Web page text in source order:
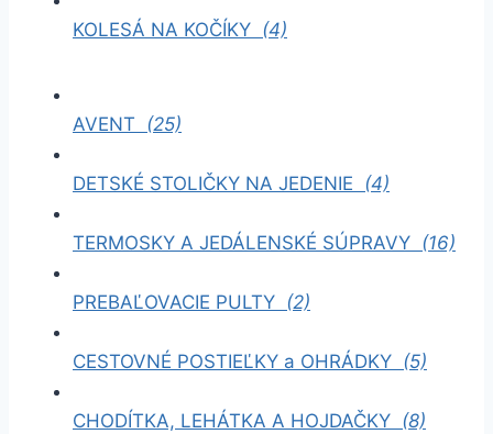
KOLESÁ NA KOČÍKY (4)
AVENT (25)
DETSKÉ STOLIČKY NA JEDENIE (4)
TERMOSKY A JEDÁLENSKÉ SÚPRAVY (16)
PREBAĽOVACIE PULTY (2)
CESTOVNÉ POSTIEĽKY a OHRÁDKY (5)
CHODÍTKA, LEHÁTKA A HOJDAČKY (8)